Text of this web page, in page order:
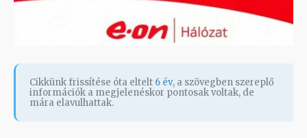
Cikkünk frissítése óta eltelt 6 év, a szövegben szereplő
információk a megjelenéskor pontosak voltak, de
mára elavulhattak.